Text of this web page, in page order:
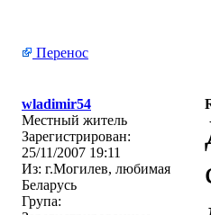
Перенос
wladimir54
Местный житель
Зарегистрирован:
25/11/2007 19:11
Из: г.Могилев, любимая
Беларусь
Група: